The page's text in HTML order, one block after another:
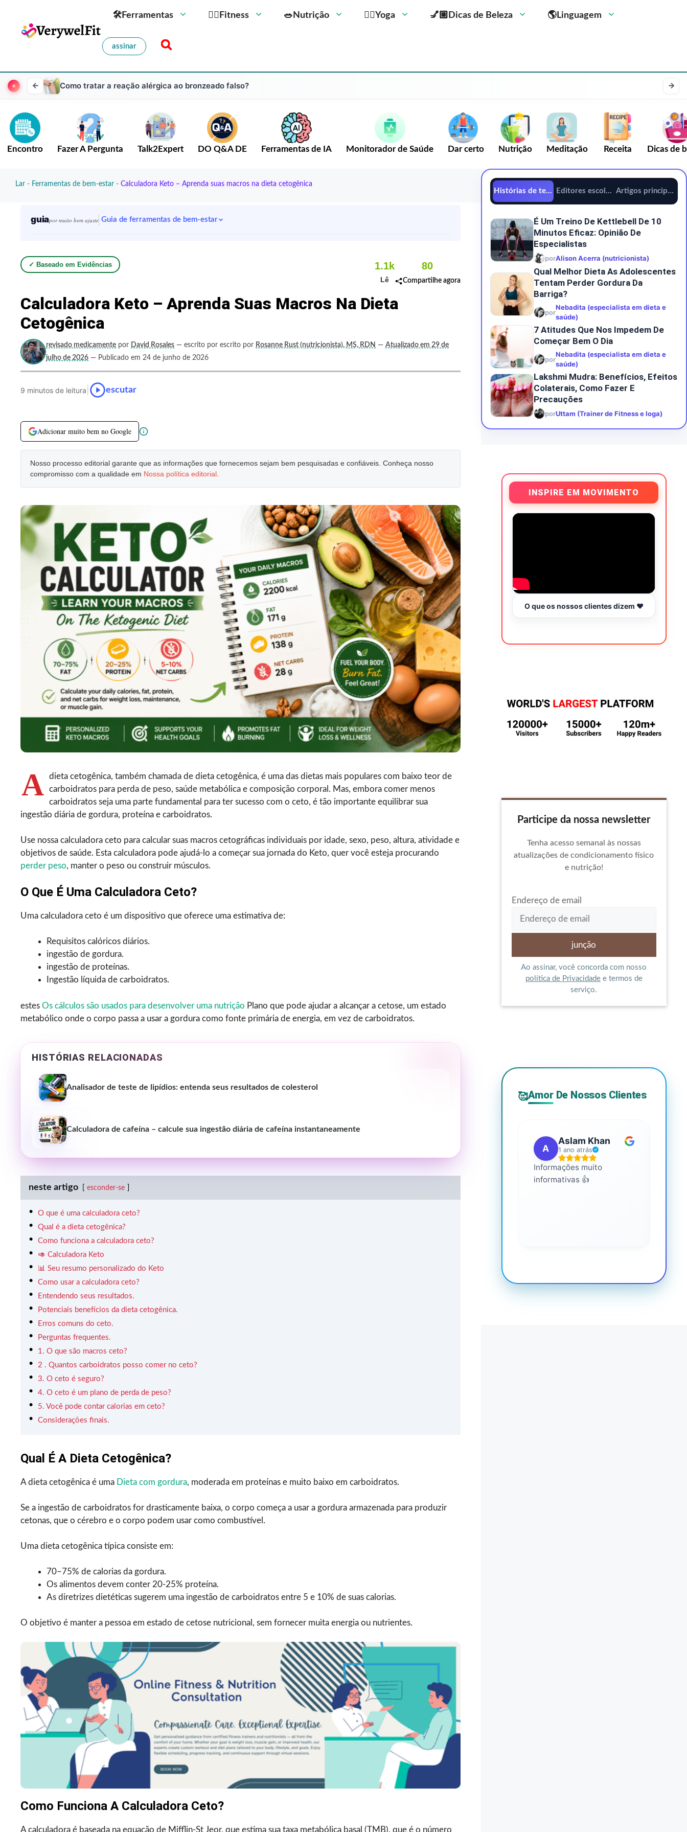
🛠Ferramentas 🏋️‍♀️Fitness 🥗Nutrição 🧘‍♀️Yoga 💅🏼Dicas de Beleza 🌎Linguagem
assinar
Como tratar a reação alérgica ao bronzeado falso?
Encontro Fazer A Pergunta Talk2Expert DO Q&A DE Ferramentas de IA Monitorador de Saúde Dar certo Nutrição Meditação Receita Dicas de
Lar - Ferramentas de bem-estar - Calculadora Keto – Aprenda suas macros na dieta cetogênica
guiapor muito bem ajuste Guia de ferramentas de bem-estar
✓ Baseado em Evidências 1.1k
Lê
80
Compartilhe agora
Calculadora Keto – Aprenda Suas Macros Na Dieta
Cetogênica
revisado medicamente por David Rosales — escrito por escrito por Rosanne Rust (nutricionista), MS, RDN — Atualizado em 29 de
julho de 2026 — Publicado em 24 de junho de 2026
9 minutos de leitura escutar
Adicionar muito bem no Google
Nosso processo editorial garante que as informações que fornecemos sejam bem pesquisadas e confiáveis. Conheça nosso
compromisso com a qualidade em Nossa política editorial
A dieta cetogênica, também chamada de dieta cetogênica, é uma das dietas mais populares com baixo teor de
carboidratos para perda de peso, saúde metabólica e composição corporal. Mas, embora comer menos
carboidratos seja uma parte fundamental para ter sucesso com o ceto, é tão importante equilibrar sua
ingestão diária de gordura, proteína e carboidratos.
Use nossa calculadora ceto para calcular suas macros cetográficas individuais por idade, sexo, peso, altura, atividade e
objetivos de saúde. Esta calculadora pode ajudá-lo a começar sua jornada do Keto, quer você esteja procurando
perder peso, manter o peso ou construir músculos.
O Que É Uma Calculadora Ceto?
Uma calculadora ceto é um dispositivo que oferece uma estimativa de:
Requisitos calóricos diários.
ingestão de gordura.
ingestão de proteínas.
Ingestão líquida de carboidratos.
estes Os cálculos são usados para desenvolver uma nutrição Plano que pode ajudar a alcançar a cetose, um estado
metabólico onde o corpo passa a usar a gordura como fonte primária de energia, em vez de carboidratos.
HISTÓRIAS RELACIONADAS
Analisador de teste de lipídios: entenda seus resultados de colesterol
Calculadora de cafeína – calcule sua ingestão diária de cafeína instantaneamente
neste artigo esconder-se
O que é uma calculadora ceto?
Qual é a dieta cetogênica?
Como funciona a calculadora ceto?
🥑 Calculadora Keto
📊 Seu resumo personalizado do Keto
Como usar a calculadora ceto?
Entendendo seus resultados.
Potenciais benefícios da dieta cetogênica.
Erros comuns do ceto.
Perguntas frequentes.
1. O que são macros ceto?
2 . Quantos carboidratos posso comer no ceto?
3. O ceto é seguro?
4. O ceto é um plano de perda de peso?
5. Você pode contar calorias em ceto?
Considerações finais.
Qual É A Dieta Cetogênica?
A dieta cetogênica é uma Dieta com gordura, moderada em proteínas e muito baixo em carboidratos.
Se a ingestão de carboidratos for drasticamente baixa, o corpo começa a usar a gordura armazenada para produzir
cetonas, que o cérebro e o corpo podem usar como combustível.
Uma dieta cetogênica típica consiste em:
70–75% de calorias da gordura.
Os alimentos devem conter 20-25% proteína.
As diretrizes dietéticas sugerem uma ingestão de carboidratos entre 5 e 10% de suas calorias.
O objetivo é manter a pessoa em estado de cetose nutricional, sem fornecer muita energia ou nutrientes.
Como Funciona A Calculadora Ceto?
A calculadora é baseada na equação de Mifflin-St Jeor, que estima sua taxa metabólica basal (TMB), que é o número
Histórias de tendênciasEditores escolhemArtigos principais
É Um Treino De Kettlebell De 10
Minutos Eficaz: Opinião De
Especialistas
porAlison Acerra (nutricionista)
Qual Melhor Dieta As Adolescentes
Tentam Perder Gordura Da
Barriga?
por
Nebadita (especialista em dieta e
saúde)
7 Atitudes Que Nos Impedem De
Começar Bem O Dia
por
Nebadita (especialista em dieta e
saúde)
Lakshmi Mudra: Benefícios, Efeitos
Colaterais, Como Fazer E
Precauções
porUttam (Trainer de Fitness e Ioga)
INSPIRE EM MOVIMENTO
O que os nossos clientes dizem ❤️
Participe da nossa newsletter
Tenha acesso semanal às nossas
atualizações de condicionamento físico
e nutrição!
Endereço de email
Ao assinar, você concorda com nosso
política de Privacidadee termos de
serviço.
🥰Amor De Nossos Clientes
A
Aslam Khan
1 ano atrás
Informações muito
informativas 👍